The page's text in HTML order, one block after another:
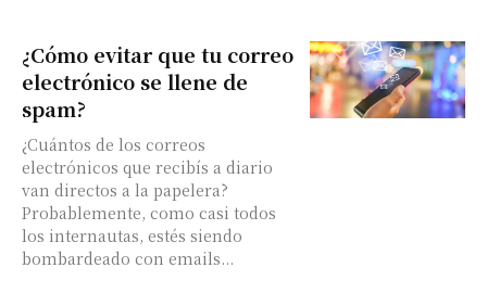
¿Cómo evitar que tu correo
electrónico se llene de
spam?
¿Cuántos de los correos
electrónicos que recibís a diario
van directos a la papelera?
Probablemente, como casi todos
los internautas, estés siendo
bombardeado con emails...